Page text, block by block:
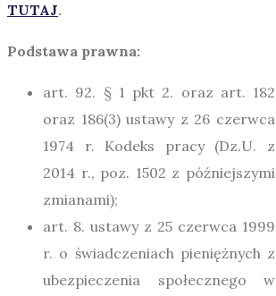
TUTAJ.
Podstawa prawna:
art. 92. § 1 pkt 2. oraz art. 182
oraz 186(3) ustawy z 26 czerwca
1974 r. Kodeks pracy (Dz.U. z
2014 r., poz. 1502 z późniejszymi
zmianami);
art. 8. ustawy z 25 czerwca 1999
r. o świadczeniach pieniężnych z
ubezpieczenia społecznego w